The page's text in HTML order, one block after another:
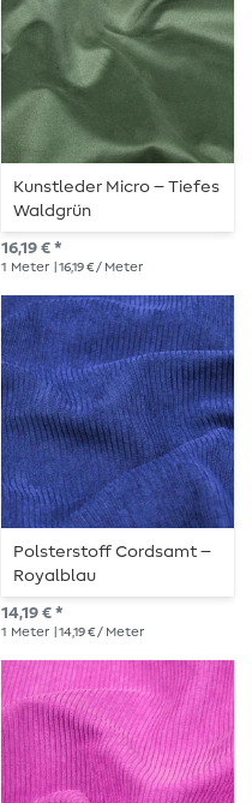
Kunstleder Micro – Tiefes
Waldgrün
16,19 € *
1 Meter | 16,19 € / Meter
Polsterstoff Cordsamt –
Royalblau
14,19 € *
1 Meter | 14,19 € / Meter